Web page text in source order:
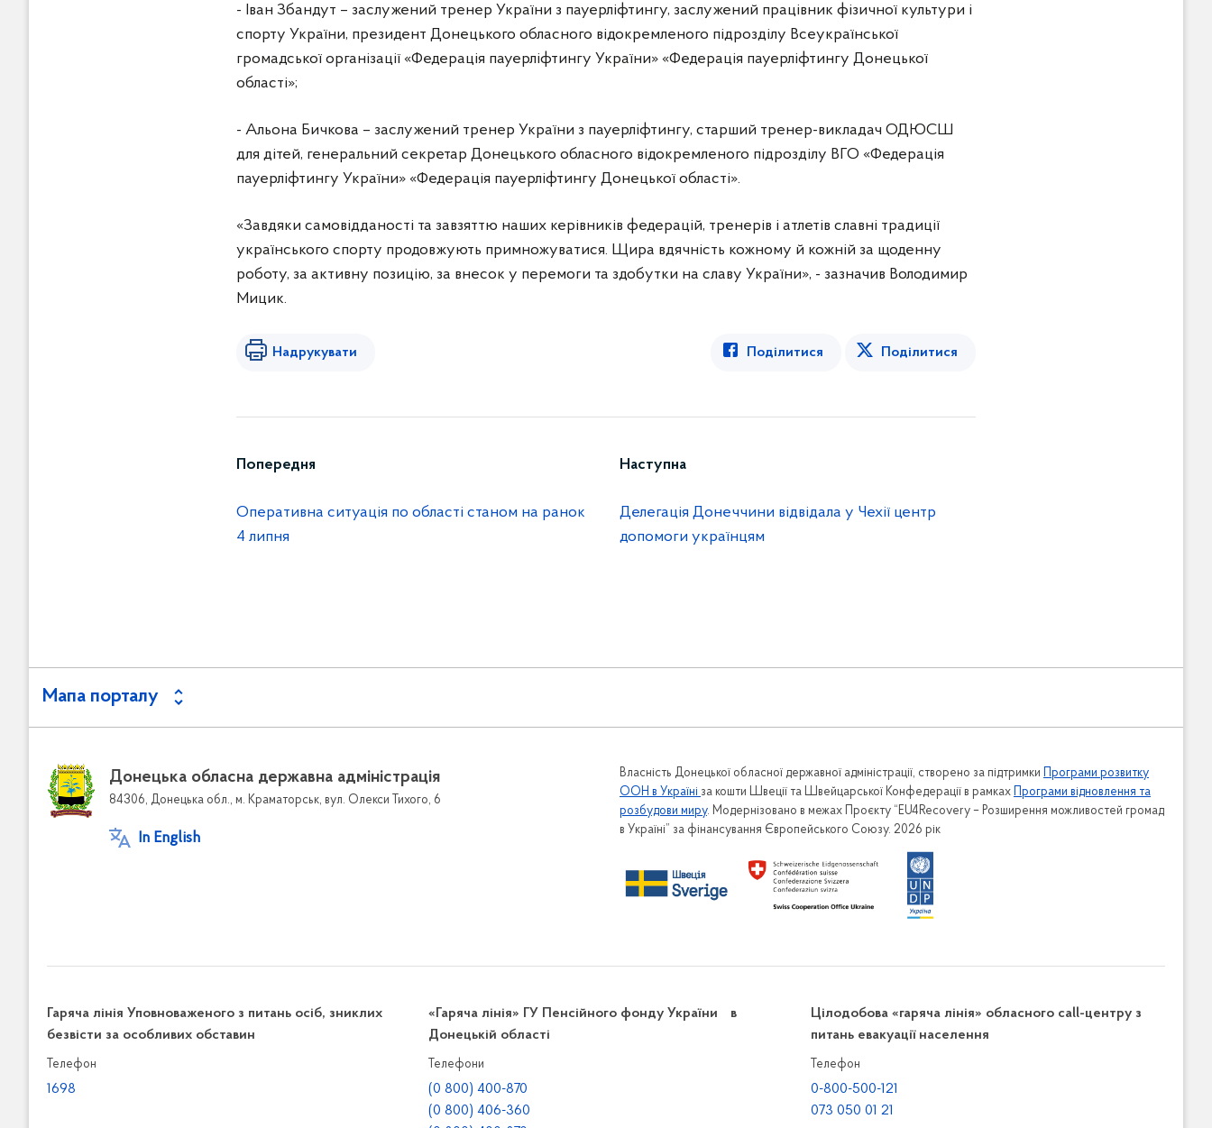
- Іван Збандут – заслужений тренер України з пауерліфтингу, заслужений працівник фізичної культури і
спорту України, президент Донецького обласного відокремленого підрозділу Всеукраїнської
громадської організації «Федерація пауерліфтингу України» «Федерація пауерліфтингу Донецької
області»;
- Альона Бичкова – заслужений тренер України з пауерліфтингу, старший тренер-викладач ОДЮСШ
для дітей, генеральний секретар Донецького обласного відокремленого підрозділу ВГО «Федерація
пауерліфтингу України» «Федерація пауерліфтингу Донецької області».
«Завдяки самовідданості та завзяттю наших керівників федерацій, тренерів і атлетів славні традиції
українського спорту продовжують примножуватися. Щира вдячність кожному й кожній за щоденну
роботу, за активну позицію, за внесок у перемоги та здобутки на славу України», - зазначив Володимир
Мицик.
Надрукувати Поділитися Поділитися
Попередня
Оперативна ситуація по області станом на ранок
4 липня
Наступна
Делегація Донеччини відвідала у Чехії центр
допомоги українцям
Мапа порталу
Донецька обласна державна адміністрація
84306, Донецька обл., м. Краматорськ, вул. Олекси Тихого, 6
In English
Власність Донецької обласної державної адміністрації, створено за підтримки
Програми розвитку
ООН в Україні за кошти Швеції та Швейцарської Конфедерації в рамках
Програми відновлення та
розбудови миру. Модернізовано в межах Проєкту “EU4Recovery – Розширення можливостей громад
в Україні” за фінансування Європейського Союзу. 2026 рік
Гаряча лінія Уповноваженого з питань осіб, зниклих
безвісти за особливих обставин
Телефон
1698
«Гаряча лінія» ГУ Пенсійного фонду України в
Донецькій області
Телефони
(0 800) 400-870
(0 800) 406-360
Цілодобова «гаряча лінія» обласного call-центру з
питань евакуації населення
Телефон
0-800-500-121
073 050 01 21